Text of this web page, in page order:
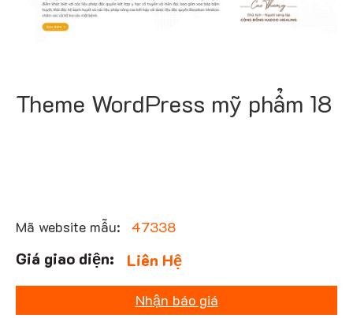
Theme WordPress mỹ phẩm 18
Mã website mẫu: 47338
Liên Hệ
Nhận báo giá